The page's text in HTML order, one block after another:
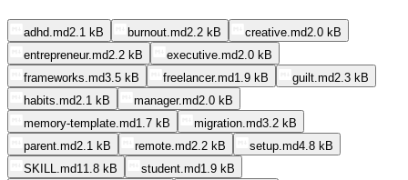
adhd.md2.1 kB burnout.md2.2 kB creative.md2.0 kB
entrepreneur.md2.2 kB executive.md2.0 kB
frameworks.md3.5 kB freelancer.md1.9 kB guilt.md2.3 kB
habits.md2.1 kB manager.md2.0 kB
memory-template.md1.7 kB migration.md3.2 kB
parent.md2.1 kB remote.md2.2 kB setup.md4.8 kB
SKILL.md11.8 kB student.md1.9 kB